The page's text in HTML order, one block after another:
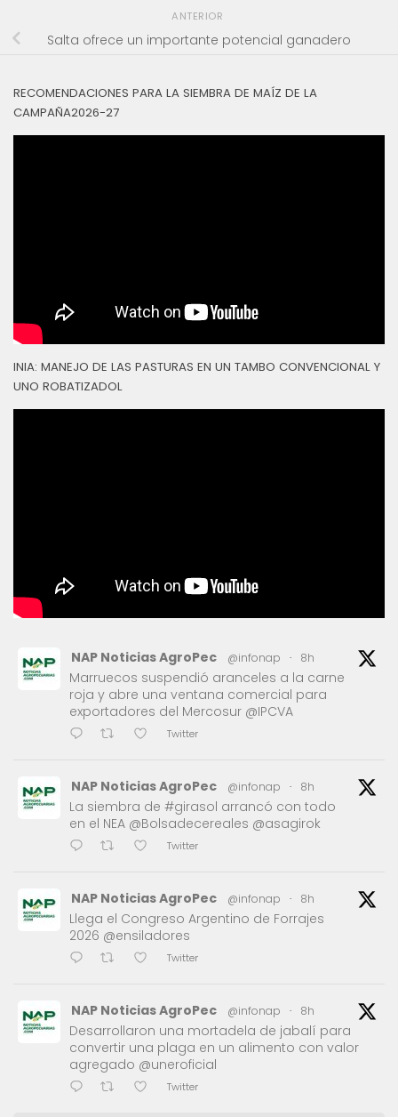
ANTERIOR
Salta ofrece un importante potencial ganadero
RECOMENDACIONES PARA LA SIEMBRA DE MAÍZ DE LA
CAMPAÑA2026-27
INIA: MANEJO DE LAS PASTURAS EN UN TAMBO CONVENCIONAL Y
UNO ROBATIZADOL
NAP Noticias AgroPec @infonap · 8h
Marruecos suspendió aranceles a la carne
roja y abre una ventana comercial para
exportadores del Mercosur @IPCVA
Twitter
NAP Noticias AgroPec @infonap · 8h
La siembra de #girasol arrancó con todo
en el NEA @Bolsadecereales @asagirok
Twitter
NAP Noticias AgroPec @infonap · 8h
Llega el Congreso Argentino de Forrajes
2026 @ensiladores
Twitter
NAP Noticias AgroPec @infonap · 8h
Desarrollaron una mortadela de jabalí para
convertir una plaga en un alimento con valor
agregado @uneroficial
Twitter